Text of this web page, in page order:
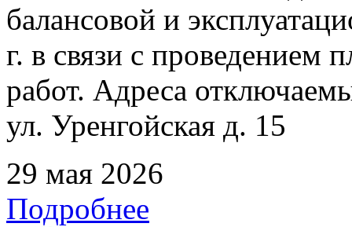
балансовой и
г. в связи с проведением
работ. Адреса
ул. Уренгойская д. 15
29 мая 2026
Подробнее